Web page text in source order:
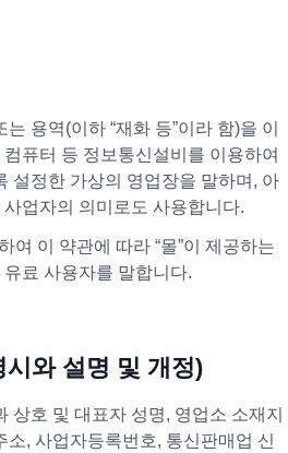
용역(이하 “재화 등”이라 함)을 이
퓨터 등 정보통신설비를 이용하여
설정한 가상의 영업장을 말하며, 아
업자의 의미로도 사용합니다.
여 이 약관에 따라 “몰”이 제공하는
료 사용자를 말합니다.
와 설명 및 개정)
호 및 대표자 성명, 영업소 소재지
, 사업자등록번호, 통신판매업 신